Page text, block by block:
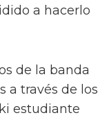
a hacerlo
de la banda
a través de los
estudiante